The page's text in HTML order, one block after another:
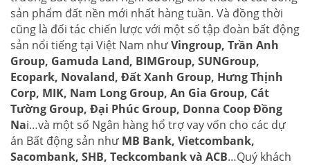
sản phẩm đất nền mới nhất hàng tuần. Và đồng thời
cũng là đối tác chiến lược với một số tập đoàn bất động
sản nổi tiếng tại Việt Nam nhưVingroup, Trần Anh
Group, Gamuda Land, BIMGroup, SUNGroup,
Ecopark, Novaland, Đất Xanh Group, Hưng Thịnh
Corp, MIK, Nam Long Group, An Gia Group, Cát
Tường Group, Đại Phúc Group, Donna Coop Đồng
Nai…và một số Ngân hàng hổ trợ vay vốn cho các dự
án Bất động sản như MB Bank, Vietcombank,
Sacombank, SHB, Teckcombank và ACB…Quý khách